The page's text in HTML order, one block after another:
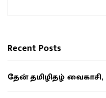
Recent Posts
தேன் தமிழிதழ்